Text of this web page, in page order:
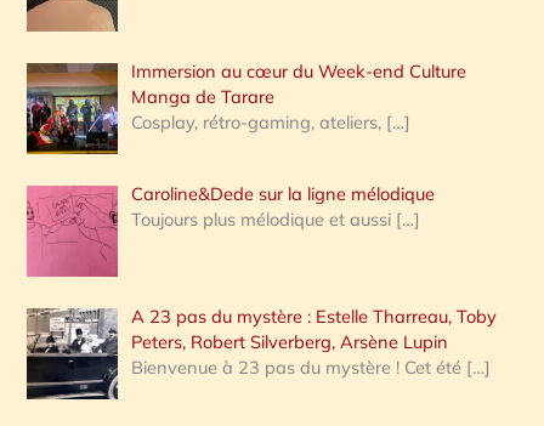
:
Immersion au cœur du Week-end Culture
Manga de Tarare
Cosplay, rétro-gaming, ateliers, […]
Caroline&Dede sur la ligne mélodique
Toujours plus mélodique et aussi […]
A 23 pas du mystère : Estelle Tharreau, Toby
Peters, Robert Silverberg, Arsène Lupin
Bienvenue à 23 pas du mystère ! Cet été […]